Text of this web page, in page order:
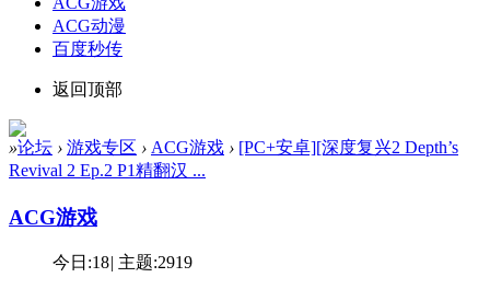
ACG动漫
百度秒传
返回顶部
»论坛 › 游戏专区 › ACG游戏 › [PC+安卓][深度复兴2 Depth’s
Revival 2 Ep.2 P1精翻汉 ...
ACG游戏
今日:18| 主题:2919